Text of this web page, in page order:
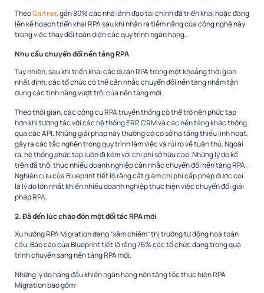
TheoGartner, gần 80% các nhà lãnh đạo tài chính đã triển khai hoặc đang
lên kế hoạch triển khai RPA sau khi nhận ra tiềm năng của công nghệ này
trong việc thay đổi toàn diện các quy trình ngân hàng.
Nhu cầu chuyển đổi nền tảng RPA
Tuy nhiên, sau khi triển khai các dự án RPA trong một khoảng thời gian
nhất định, các tổ chức có thể cân nhắc chuyển đổi nền tảng nhằmtận
dụng các tính năng vượt trội của nền tảng mới.
Theo thời gian, các công cụ RPA truyền thống có thể trở nên phức tạp
hơn khi tương tác với các hệ thống ERP, CRM và các nền tảng khác thông
qua các API. Những giải pháp này thường có cơ sở hạ tầng thiếu linh hoạt,
gây ra các tắc nghẽn trong quy trình làm việc và rủi ro về tuân thủ. Ngoài
ra, hệ thống phức tạp luôn đi kèm với chi phí sở hữu cao. Những lý do kể
trên đã thôi thúc nhiều doanh nghiệp cân nhắc chuyển đổi nền tảng RPA.
Nghiên cứu của Blueprint tiết lộ rằng cắt giảm chi phí cấp phép được coi
là lý do lớn nhất khiến nhiều doanh nghiệp thực hiện việc chuyển đổi giải
pháp RPA.
2. Đã đến lúc chào đón một đối tác RPA mới
Xu hướng RPA Migration đang “xâm chiếm” thị trường tự động hoá toàn
cầu.Báo cáo của Blueprint tiết lộ rằng 76% các tổ chức đang trong quá
trìnhchuyển sang nền tảng RPA mới.
Những lý do hàng đầu khiến ngân hàng nên tăng tốc thực hiện RPA
Migration bao gồm: